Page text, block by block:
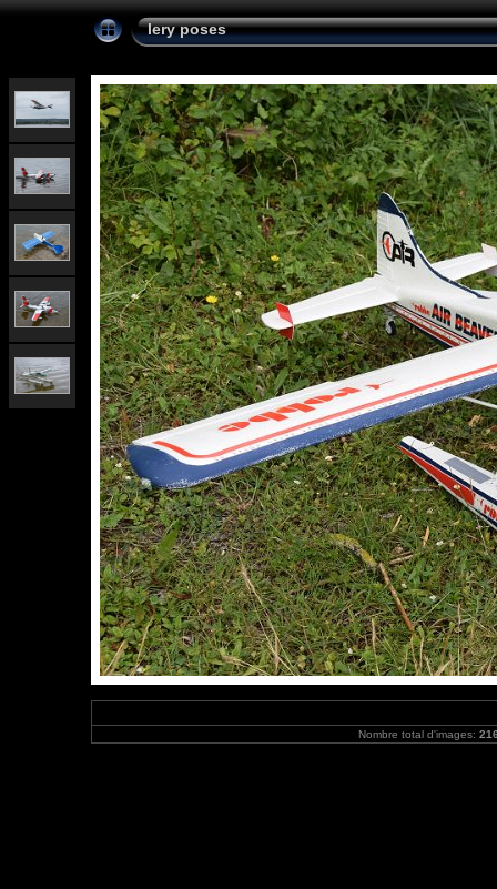
lery poses
Nombre total d'images: